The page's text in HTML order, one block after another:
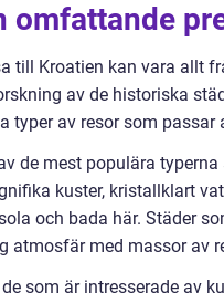
omfattande
till Kroatien kan vara allt
av de historiska
typer av resor som passar
de mest populära
kuster, kristallklart
och bada här. Städer
atmosfär med massor av
de som är intresserade av